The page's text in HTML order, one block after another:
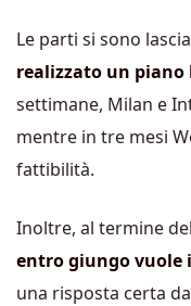
Le parti si sono
realizzato un piano
settimane, Milan e
mentre in tre mesi
fattibilità.
Inoltre, al termine
entro giungo vuole
una risposta certa